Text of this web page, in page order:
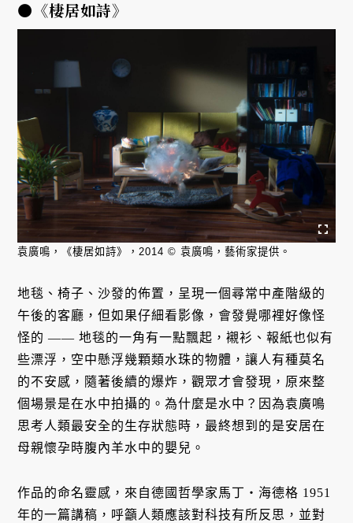
● 《棲居如詩》
袁廣鳴，《棲居如詩》，2014 © 袁廣鳴，藝術家提供。
地毯、椅子、沙發的佈置，呈現一個尋常中產階級的
午後的客廳，但如果仔細看影像，會發覺哪裡好像怪
怪的 —— 地毯的一角有一點飄起，襯衫、報紙也似有
些漂浮，空中懸浮幾顆類水珠的物體，讓人有種莫名
的不安感，隨著後續的爆炸，觀眾才會發現，原來整
個場景是在水中拍攝的。為什麼是水中？因為袁廣鳴
思考人類最安全的生存狀態時，最終想到的是安居在
母親懷孕時腹內羊水中的嬰兒。
作品的命名靈感，來自德國哲學家馬丁・海德格 1951
年的一篇講稿，呼籲人類應該對科技有所反思，並對